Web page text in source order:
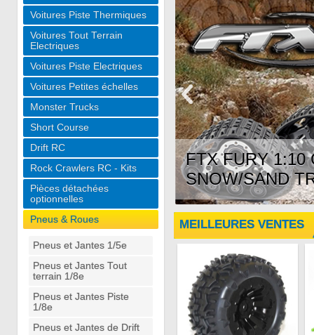
Voitures Piste Thermiques
Voitures Tout Terrain
Electriques
Voitures Piste Electriques
Voitures Petites échelles
Monster Trucks
Short Course
Drift RC
Rock Crawlers RC - Kits
Pièces détachées
optionnelles
Pneus & Roues
Pneus et Jantes 1/5e
Pneus et Jantes Tout
terrain 1/8e
Pneus et Jantes Piste
1/8e
Pneus et Jantes de Drift
FTX FURY 1:10
SNOW/SAND
MEILLEURES VENTES